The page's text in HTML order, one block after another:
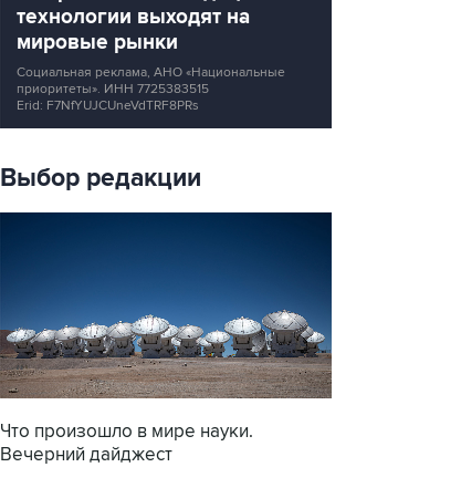
технологии выходят на
мировые рынки
Социальная реклама, АНО «Национальные
приоритеты». ИНН 7725383515
Erid: F7NfYUJCUneVdTRF8PRs
Выбор редакции
Что произошло в мире науки.
Вечерний дайджест